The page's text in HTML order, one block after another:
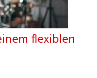
flexiblen